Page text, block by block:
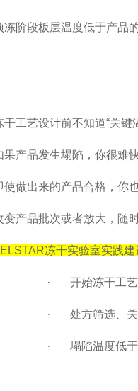
冻阶段板层温度低于产品
干工艺设计前不知道“关键
果产品发生塌陷，你很难
使做出来的产品合格，你
变产品批次或者放大，随
冻干实验室实践建
· 开始冻干工
· 处方筛选、
· 塌陷温度低于